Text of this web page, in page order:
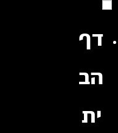
Skip
content
דף
הב
ית